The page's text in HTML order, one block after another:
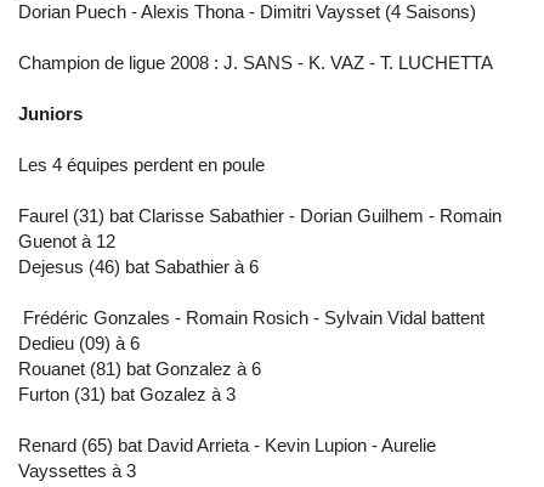
Dorian Puech - Alexis Thona - Dimitri Vaysset (4 Saisons)
Champion de ligue 2008 : J. SANS - K. VAZ - T. LUCHETTA
Juniors
Les 4 équipes perdent en poule
Faurel (31) bat Clarisse Sabathier - Dorian Guilhem - Romain
Guenot à 12
Dejesus (46) bat Sabathier à 6
Frédéric Gonzales - Romain Rosich - Sylvain Vidal battent
Dedieu (09) à 6
Rouanet (81) bat Gonzalez à 6
Furton (31) bat Gozalez à 3
Renard (65) bat David Arrieta - Kevin Lupion - Aurelie
Vayssettes à 3